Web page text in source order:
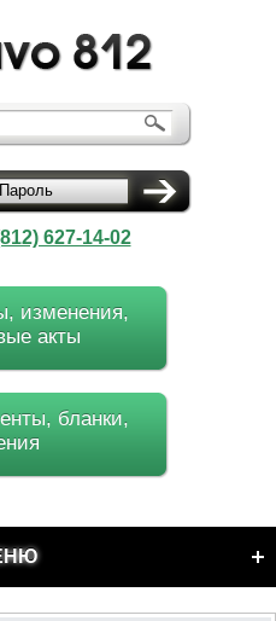
Пароль
627-14-02
изменения,
акты
бланки,